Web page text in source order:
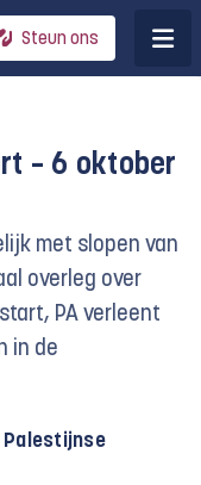
Steun ons
– 6 oktober
met slopen van
overleg over
PA verleent
in de